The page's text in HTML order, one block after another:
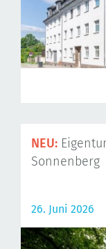
NEU:
Sonnenberg
26. Juni 2026